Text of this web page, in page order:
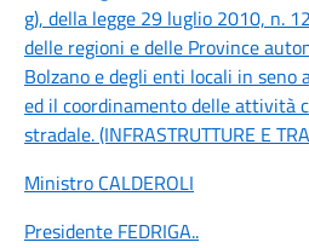
g), della legge 29 luglio 2010, n.
delle regioni e delle Province
Bolzano e degli enti locali in seno
ed il coordinamento delle attività
stradale. (INFRASTRUTTURE E
Ministro CALDEROLI
Presidente FEDRIGA..